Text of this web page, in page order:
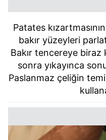
Patates
bakır yüzeyleri
Bakır tencereye
sonra yıkayınca
Paslanmaz çeliğin